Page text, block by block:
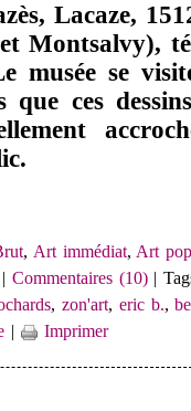
Lacaze,
Montsalvy),
musée se
que ces
, Art immédiat,Art
Commentaires (10)|
, zon'art, eric b.,
| Imprimer